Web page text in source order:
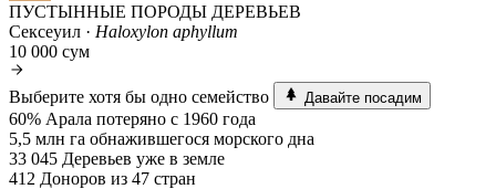
ПУСТЫННЫЕ ПОРОДЫ ДЕРЕВЬЕВ
Сексеуил · Haloxylon aphyllum
10 000 сум
Выберите хотя бы одно семейство Давайте посадим
60% Арала потеряно с 1960 года
5,5 млн га обнажившегося морского дна
33 045 Деревьев уже в земле
412 Доноров из 47 стран